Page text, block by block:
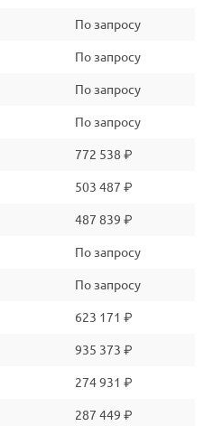
По запросу
По запросу
По запросу
По запросу
772 538 ₽
503 487 ₽
487 839 ₽
По запросу
По запросу
623 171 ₽
935 373 ₽
274 931 ₽
287 449 ₽